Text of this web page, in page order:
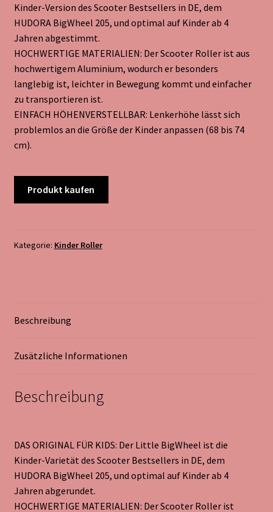
Kinder-Version des Scooter Bestsellers in DE, dem
HUDORA BigWheel 205, und optimal auf Kinder ab 4
Jahren abgestimmt.
HOCHWERTIGE MATERIALIEN: Der Scooter Roller ist aus
hochwertigem Aluminium, wodurch er besonders
langlebig ist, leichter in Bewegung kommt und einfacher
zu transportieren ist.
EINFACH HÖHENVERSTELLBAR: Lenkerhöhe lässt sich
problemlos an die Größe der Kinder anpassen (68 bis 74
cm).
Produkt kaufen
Kategorie: Kinder Roller
Beschreibung
Zusätzliche Informationen
Beschreibung
DAS ORIGINAL FÜR KIDS: Der Little BigWheel ist die
Kinder-Varietät des Scooter Bestsellers in DE, dem
HUDORA BigWheel 205, und optimal auf Kinder ab 4
Jahren abgerundet.
HOCHWERTIGE MATERIALIEN: Der Scooter Roller ist